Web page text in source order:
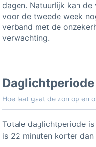
dagen. Natuurlijk kan de
voor de tweede week
verband met de
verwachting.
Daglichtperiode
Hoe laat gaat de zon op en
Totale daglichtperiode is
is 22 minuten korter dan